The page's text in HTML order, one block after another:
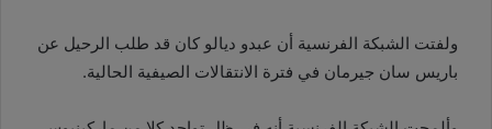
ولفتت الشبكة الفرنسية أن عبدو ديالو كان قد طلب الرحيل عن
باريس سان جيرمان في فترة الانتقالات الصيفية الحالية.